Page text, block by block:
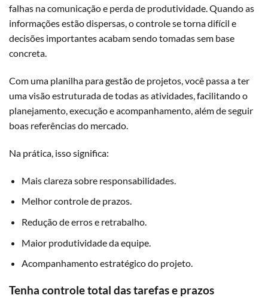
falhas na comunicação e perda de produtividade. Quando as
informações estão dispersas, o controle se torna difícil e
decisões importantes acabam sendo tomadas sem base
concreta.
Com uma planilha para gestão de projetos, você passa a ter
uma visão estruturada de todas as atividades, facilitando o
planejamento, execução e acompanhamento, além de seguir
boas referências do mercado.
Na prática, isso significa:
Mais clareza sobre responsabilidades.
Melhor controle de prazos.
Redução de erros e retrabalho.
Maior produtividade da equipe.
Acompanhamento estratégico do projeto.
Tenha controle total das tarefas e prazos